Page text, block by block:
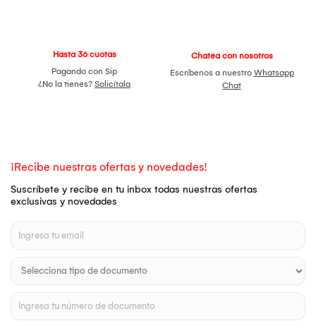
Hasta 36 cuotas
Pagando con Sip
¿No la tienes? Solicítala
Chatea con nosotros
Escríbenos a nuestro Whatsapp
Chat
¡Recibe nuestras ofertas y novedades!
Suscríbete y recibe en tu inbox todas nuestras ofertas
exclusivas y novedades